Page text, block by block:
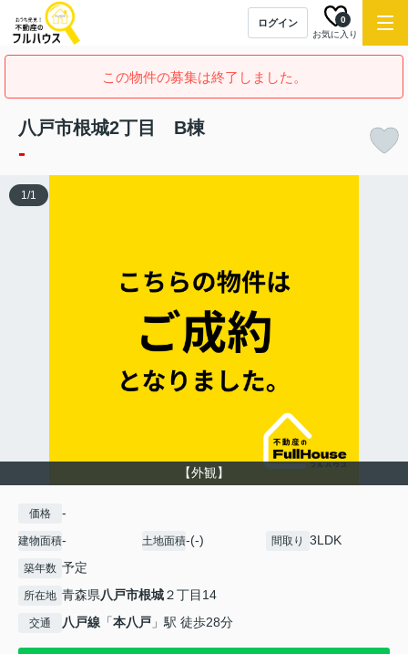
ログイン
お気に入り
0
この物件の募集は終了しました。
八戸市根城2丁目 B棟
-
【外観】
1/1
価格 -
建物面積- 土地面積-(-) 間取り 3LDK
築年数 予定
所在地 青森県八戸市根城２丁目14
交通 八戸線 「本八戸 」駅 徒歩28分